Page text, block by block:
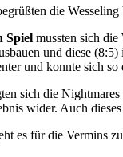
die
Spiel mussten sich
und diese
und konnte sich so
sich die
wider. Auch
es für die Vermins